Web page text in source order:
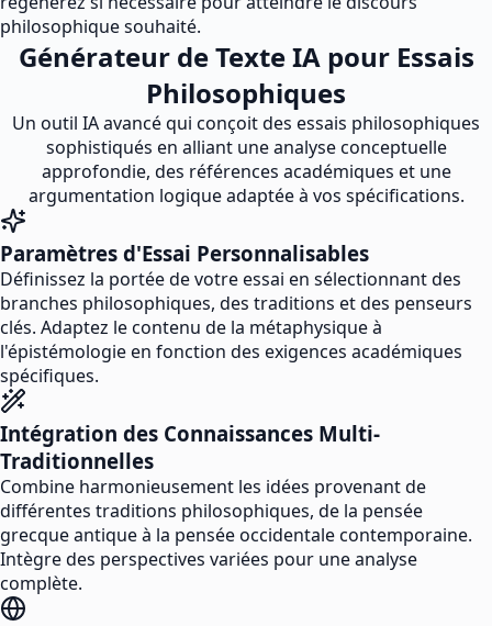
philosophique souhaité.
Générateur de Texte IA pour Essais
Philosophiques
Un outil IA avancé qui conçoit des essais philosophiques
sophistiqués en alliant une analyse conceptuelle
approfondie, des références académiques et une
argumentation logique adaptée à vos spécifications.
Paramètres d'Essai Personnalisables
Définissez la portée de votre essai en sélectionnant des
branches philosophiques, des traditions et des penseurs
clés. Adaptez le contenu de la métaphysique à
l'épistémologie en fonction des exigences académiques
spécifiques.
Intégration des Connaissances Multi-
Traditionnelles
Combine harmonieusement les idées provenant de
différentes traditions philosophiques, de la pensée
grecque antique à la pensée occidentale contemporaine.
Intègre des perspectives variées pour une analyse
complète.